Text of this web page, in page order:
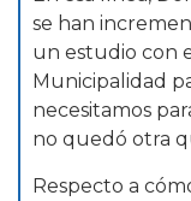
se han
un estudio con
Municipalidad
necesitamos
no quedó otra
Respecto a